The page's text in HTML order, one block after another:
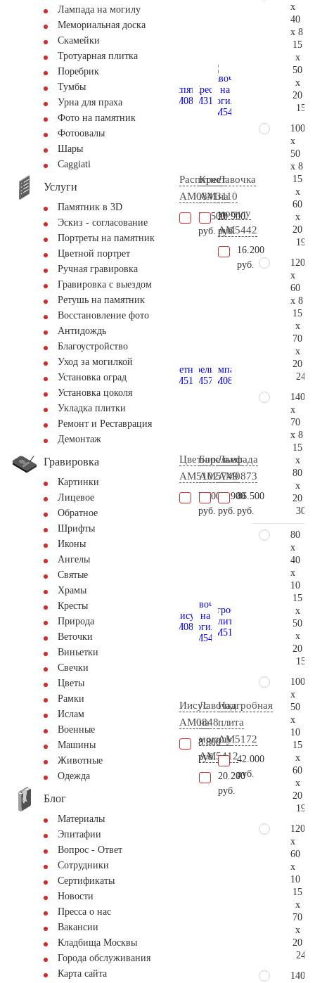
Лампада на могилу
Мемориальная доска
Скамейки
Тротуарная плитка
Поребрик
Тумбы
Урна для праха
Фото на памятник
Фотоовалы
Шары
Сaggiati
Услуги
Памятник в 3D
Эскиз - согласование
Портреты на памятник
Цветной портрет
Ручная гравировка
Гравировка с выездом
Ретушь на памятник
Восстановление фото
Антидождь
Благоустройство
Уход за могилкой
Установка оград
Установка цоколя
Укладка плитки
Ремонт и Реставрация
Демонтаж
Гравировка
Картинки
Лицевое
Обратное
Шрифты
Иконы
Ангелы
Святые
Храмы
Кресты
Природа
Веточки
Виньетки
Свечки
Цветы
Рамки
Ислам
Военные
Машины
Животные
Одежда
Блог
Материалы
Эпитафии
Вопрос - Ответ
Сотрудники
Сертификаты
Новости
Пресса о нас
Вакансии
Кладбища Москвы
Города обслуживания
Карта сайта
Распятие
AM0841
57.500
руб.
Крест
AM3110
20.900
руб.
Лавочка
на
могилу
AM5442
16.200
руб.
Цветник
AM5102
7.700
руб.
Барельеф
AM5749
14.900
руб.
Лампада
AM0873
86.500
руб.
Иисус
AM0848
8.800
руб.
Лавочка
на
могилу
AM5412
20.200
руб.
Надгробная
плита
AM5172
42.000
руб.
x
40
x 8
15
x
50
x
20
100
x
50
x 8
15
x
60
x
20
120
x
60
x 8
15
x
70
x
20
140
x
70
x 8
15
x
80
x
20
80
x
40
x
10
15
x
50
x
20
100
x
50
x
10
15
x
60
x
20
120
x
60
x
10
15
x
70
x
20
140